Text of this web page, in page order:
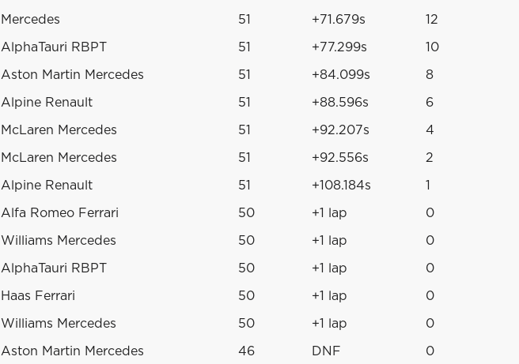
Mercedes 51 +71.679s 12
AlphaTauri RBPT 51 +77.299s 10
Aston Martin Mercedes 51 +84.099s 8
Alpine Renault 51 +88.596s 6
McLaren Mercedes 51 +92.207s 4
McLaren Mercedes 51 +92.556s 2
Alpine Renault 51 +108.184s 1
Alfa Romeo Ferrari 50 +1 lap 0
Williams Mercedes 50 +1 lap 0
AlphaTauri RBPT 50 +1 lap 0
Haas Ferrari 50 +1 lap 0
Williams Mercedes 50 +1 lap 0
Aston Martin Mercedes 46 DNF 0